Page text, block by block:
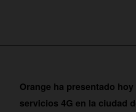
Orange ha presentado
servicios 4G en la ciudad